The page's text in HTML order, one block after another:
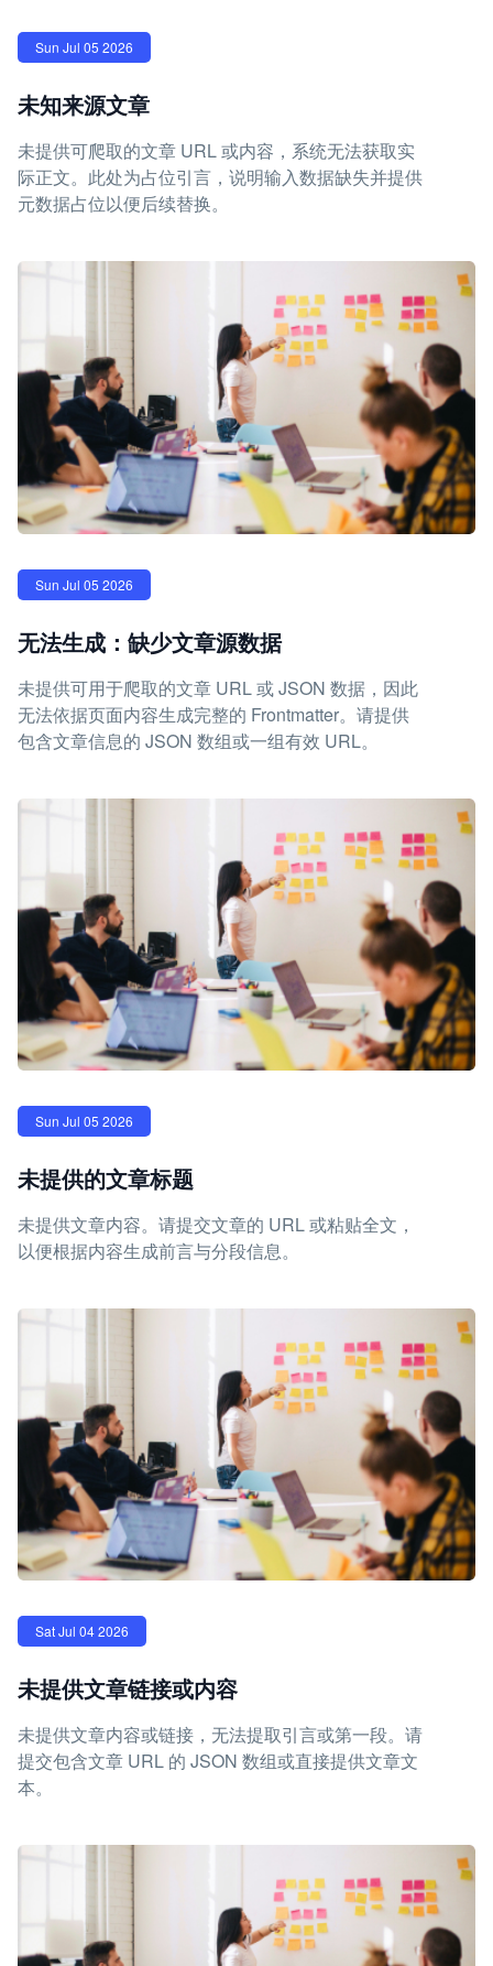
Sun Jul 05 2026
未知来源文章
未提供可爬取的文章 URL 或内容，系统无法获取实
际正文。此处为占位引言，说明输入数据缺失并提供
元数据占位以便后续替换。
Sun Jul 05 2026
无法生成：缺少文章源数据
未提供可用于爬取的文章 URL 或 JSON 数据，因此
无法依据页面内容生成完整的 Frontmatter。请提供
包含文章信息的 JSON 数组或一组有效 URL。
Sun Jul 05 2026
未提供的文章标题
未提供文章内容。请提交文章的 URL 或粘贴全文，
以便根据内容生成前言与分段信息。
Sat Jul 04 2026
未提供文章链接或内容
未提供文章内容或链接，无法提取引言或第一段。请
提交包含文章 URL 的 JSON 数组或直接提供文章文
本。